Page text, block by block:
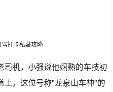
机，小强说他娴熟的车技初
上。这位号称"龙泉山车神"的